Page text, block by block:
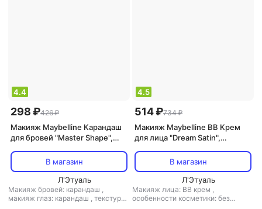
4.4
298 ₽426 ₽
Макияж Maybelline Карандаш
для бровей "Master Shape",
темный блонд, 0,8 г
В магазин
Л'Этуаль
Макияж бровей: карандаш ,
макияж глаз: карандаш , текстура
4.5
514 ₽734 ₽
Макияж Maybelline BB Крем
для лица "Dream Satin",
светлый, 30 мл
В магазин
Л'Этуаль
Макияж лица: BB крем ,
особенности косметики: без